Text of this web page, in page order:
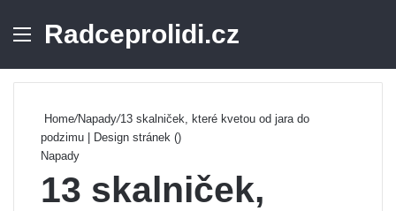
Menu
Radceprolidi.cz
Home/Napady/13 skalniček, které kvetou od jara do
podzimu | Design stránek ()
Napady
13 skalniček,